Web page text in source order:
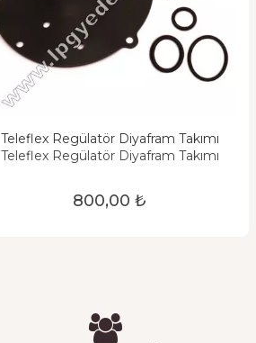
Teleflex Regülatör Diyafram Takımı
Teleflex Regülatör Diyafram Takımı
800,00 ₺